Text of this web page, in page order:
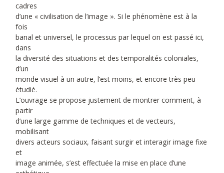
cadres
d’une « civilisation de l’image ». Si le phénomène est à la
fois
banal et universel, le processus par lequel on est passé ici,
dans
la diversité des situations et des temporalités coloniales,
d’un
monde visuel à un autre, l’est moins, et encore très peu
étudié.
L’ouvrage se propose justement de montrer comment, à
partir
d’une large gamme de techniques et de vecteurs,
mobilisant
divers acteurs sociaux, faisant surgir et interagir image fixe
et
image animée, s’est effectuée la mise en place d’une